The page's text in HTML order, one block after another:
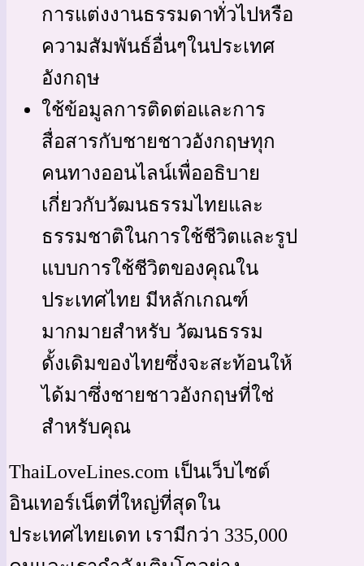
การแต่งงานธรรมดาทั่วไปหรือ
ความสัมพันธ์อื่นๆในประเทศ
อังกฤษ
ใช้ข้อมูลการติดต่อและการ
สื่อสารกับชายชาวอังกฤษทุก
คนทางออนไลน์เพื่ออธิบาย
เกี่ยวกับวัฒนธรรมไทยและ
ธรรมชาติในการใช้ชีวิตและรูป
แบบการใช้ชีวิตของคุณใน
ประเทศไทย มีหลักเกณฑ์
มากมายสำหรับ วัฒนธรรม
ดั้งเดิมของไทยซึ่งจะสะท้อนให้
ได้มาซึ่งชายชาวอังกฤษที่ใช่
สำหรับคุณ
ThaiLoveLines.com เป็นเว็บไซต์
อินเทอร์เน็ตที่ใหญ่ที่สุดใน
ประเทศไทยเดท เรามีกว่า 335,000